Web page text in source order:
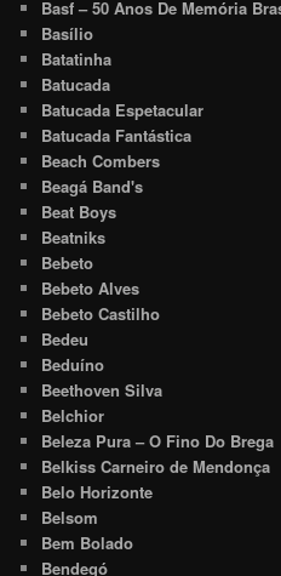
Basf – 50 Anos De Memória
Basílio
Batatinha
Batucada
Batucada Espetacular
Batucada Fantástica
Beach Combers
Beagá Band's
Beat Boys
Beatniks
Bebeto
Bebeto Alves
Bebeto Castilho
Bedeu
Beduíno
Beethoven Silva
Belchior
Beleza Pura – O Fino Do Brega
Belkiss Carneiro de Mendonça
Belo Horizonte
Belsom
Bem Bolado
Bendegó